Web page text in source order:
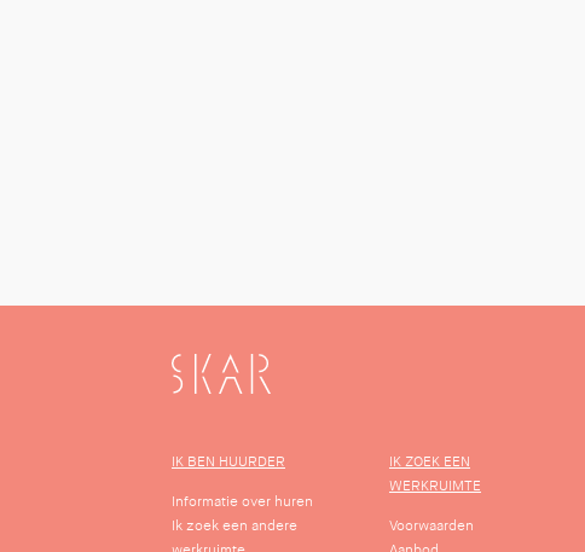
SKAR
IK BEN HUURDER
Informatie over huren
Ik zoek een andere
IK ZOEK EEN
WERKRUIMTE
Voorwaarden